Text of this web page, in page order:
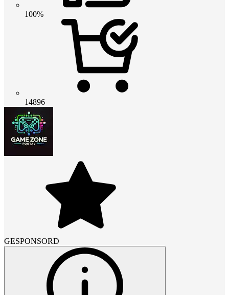
100%
14896
GESPONSORD